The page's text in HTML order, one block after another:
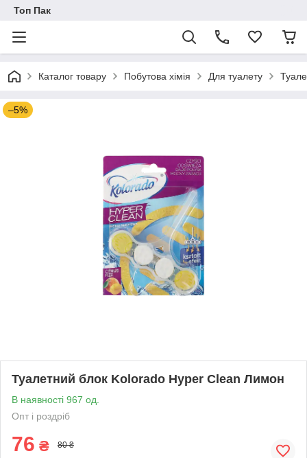
Топ Пак
Каталог товару Побутова хімія Для туалету
–5%
Туалетний блок Kolorado Hyper Clean Лимон
В наявності 967 од.
Опт і роздріб
76 ₴ 80 ₴